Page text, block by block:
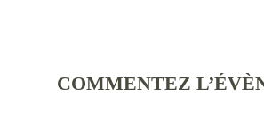
COMMENTEZ